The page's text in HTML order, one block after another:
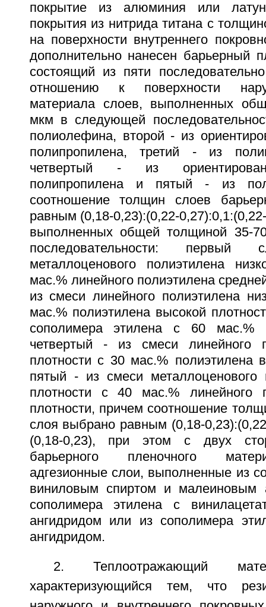
покрытие из алюминия или
покрытия из нитрида титана с
на поверхности внутреннего
дополнительно нанесен барьерный
состоящий из пяти
отношению к поверхности
материала слоев, выполненных
мкм в следующей
полиолефина, второй - из
полипропилена, третий - из
четвертый - из
полипропилена и пятый - из
соотношение толщин слоев
равным (0,18-0,23):(0,22-
выполненных общей толщиной 35-
последовательности:
металлоценового полиэтилена
мас.% линейного полиэтилена
из смеси линейного полиэтилена
мас.% полиэтилена высокой
сополимера этилена с 60 мас.%
четвертый - из смеси линейного
плотности с 30 мас.% полиэтилена
пятый - из смеси металлоценового
плотности с 40 мас.% линейного
плотности, причем соотношение
слоя выбрано равным (0,18-
(0,18-0,23), при этом с двух
барьерного пленочного
адгезионные слои, выполненные из
виниловым спиртом и малеиновым
сополимера этилена с
ангидридом или из сополимера
ангидридом.
2. Теплоотражающий
характеризующийся тем, что